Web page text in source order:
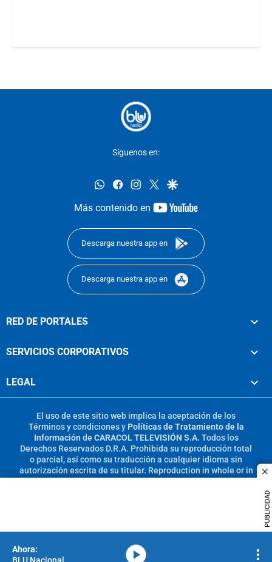
PUBLICIDAD
Síguenos en:
whatsappfacebookinstagram
twittergoogle
Más contenido en
youtube-
Descarga nuestra app en
Descarga nuestra app en
RED DE PORTALES
SERVICIOS CORPORATIVOS
LEGAL
El uso de este sitio web implica la aceptación de los
Términos y condicionesy Políticas de Tratamiento de la
Información de CARACOL TELEVISIÓN S.A. Todos los
Derechos Reservados D.R.A. Prohibida su reproducción total
o parcial, así como su traducción a cualquier idioma sin
autorización escrita de su titular. Reproduction in whole or in
BLU Nacional